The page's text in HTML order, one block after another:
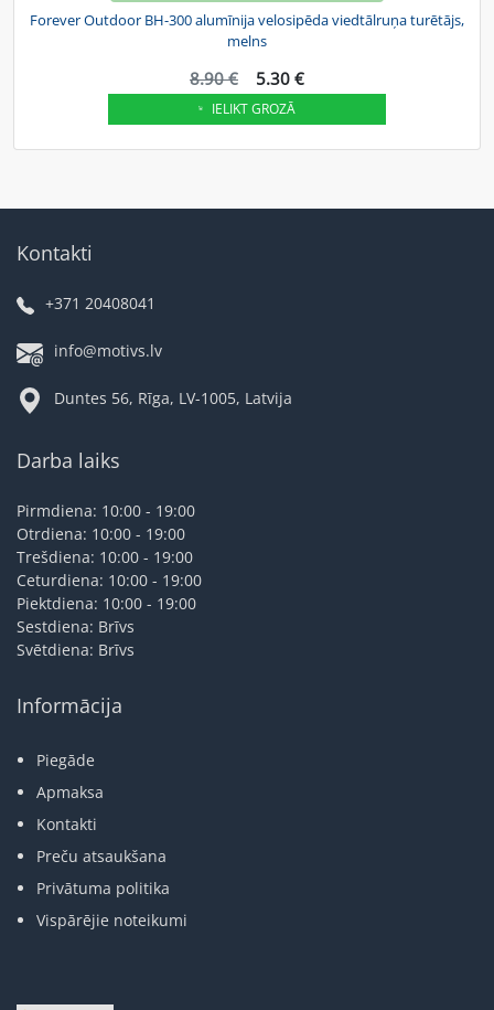
Forever Outdoor BH-300 alumīnija velosipēda viedtālruņa turētājs,
melns
8.90 € 5.30 €
IELIKT GROZĀ
Kontakti
+371 20408041
info@motivs.lv
Duntes 56, Rīga, LV-1005, Latvija
Darba laiks
Pirmdiena: 10:00 - 19:00
Otrdiena: 10:00 - 19:00
Trešdiena: 10:00 - 19:00
Ceturdiena: 10:00 - 19:00
Piektdiena: 10:00 - 19:00
Sestdiena: Brīvs
Svētdiena: Brīvs
Informācija
Piegāde
Apmaksa
Kontakti
Preču atsaukšana
Privātuma politika
Vispārējie noteikumi